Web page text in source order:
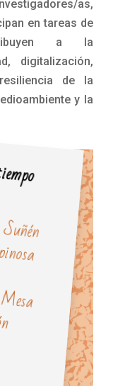
as,
en tareas de
a la
digitalización,
de la
y la